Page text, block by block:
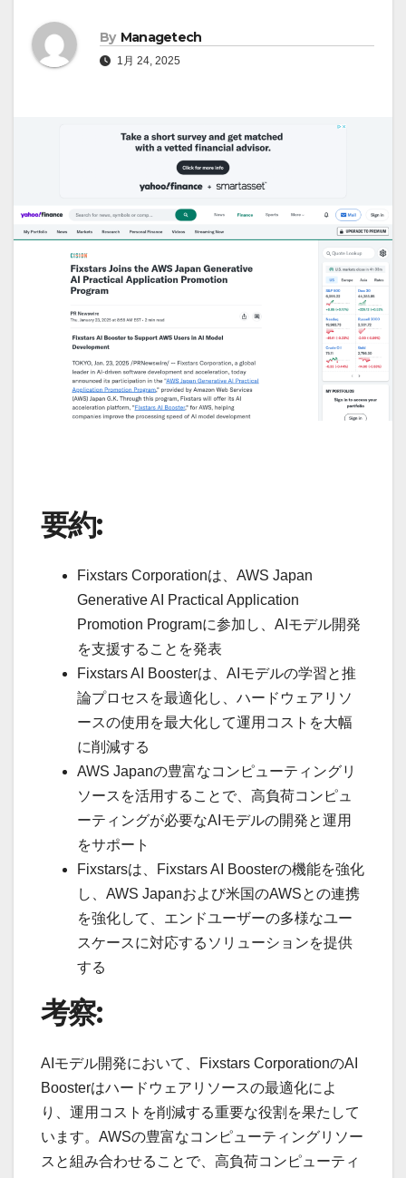
By Managetech
1月 24, 2025
要約:
Fixstars Corporationは、AWS Japan
Generative AI Practical Application
Promotion Programに参加し、AIモデル開発
を支援することを発表
Fixstars AI Boosterは、AIモデルの学習と推
論プロセスを最適化し、ハードウェアリソ
ースの使用を最大化して運用コストを大幅
に削減する
AWS Japanの豊富なコンピューティングリ
ソースを活用することで、高負荷コンピュ
ーティングが必要なAIモデルの開発と運用
をサポート
Fixstarsは、Fixstars AI Boosterの機能を強化
し、AWS Japanおよび米国のAWSとの連携
を強化して、エンドユーザーの多様なユー
スケースに対応するソリューションを提供
する
考察:
AIモデル開発において、Fixstars CorporationのAI
Boosterはハードウェアリソースの最適化によ
り、運用コストを削減する重要な役割を果たして
います。AWSの豊富なコンピューティングリソー
スと組み合わせることで、高負荷コンピューティ